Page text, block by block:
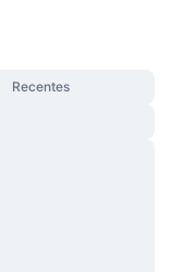
Recentes